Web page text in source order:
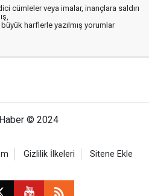
cümleler veya imalar, inançlara saldırı
harflerle yazılmış yorumlar
© 2024
Gizlilik İlkeleri Sitene Ekle